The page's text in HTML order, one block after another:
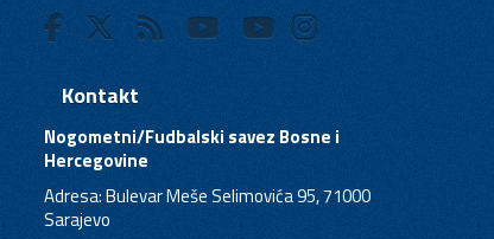
Kontakt
Nogometni/Fudbalski savez Bosne i
Hercegovine
Adresa: Bulevar Meše Selimovića 95, 71000
Sarajevo